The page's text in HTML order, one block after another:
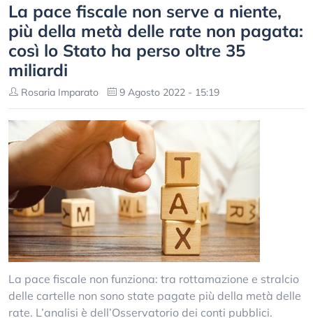
La pace fiscale non serve a niente,
più della metà delle rate non pagata:
così lo Stato ha perso oltre 35
miliardi
Rosaria Imparato 9 Agosto 2022 - 15:19
La pace fiscale non funziona: tra rottamazione e stralcio
delle cartelle non sono state pagate più della metà delle
rate. L’analisi è dell’Osservatorio dei conti pubblici.